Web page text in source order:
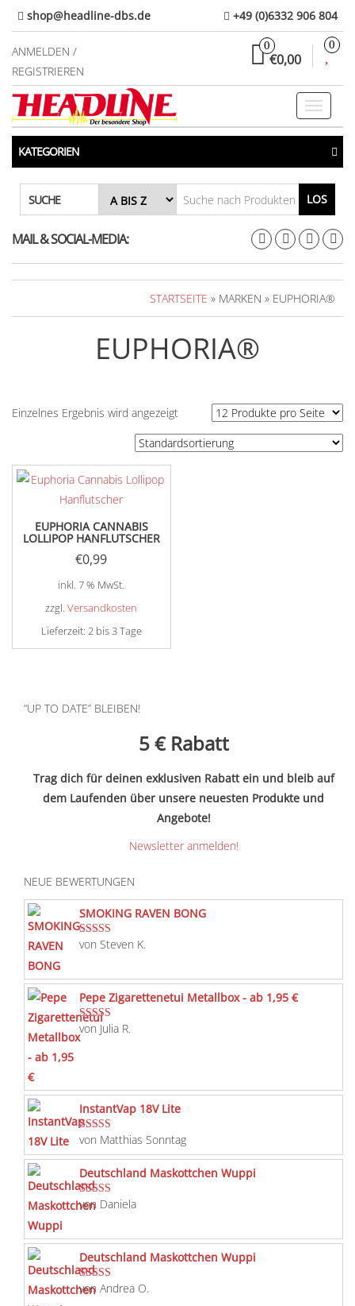
Direkt
zum
Inhalt
shop@headline-dbs.de +49 (0)6332 906 804
ANMELDEN /
REGISTRIEREN
0
€0,00
0
Toggle
KATEGORIEN
SUCHE LOS
MAIL & SOCIAL-MEDIA:
STARTSEITE » MARKEN » EUPHORIA®
EUPHORIA®
Einzelnes Ergebnis wird angezeigt
EUPHORIA CANNABIS
LOLLIPOP HANFLUTSCHER
€0,99
inkl. 7 % MwSt.
zzgl.Versandkosten
Lieferzeit: 2 bis 3 Tage
“UP TO DATE” BLEIBEN!
5 € Rabatt
Trag dich für deinen exklusiven Rabatt ein und bleib auf
dem Laufenden über unsere neuesten Produkte und
Angebote!
Newsletter anmelden!
NEUE BEWERTUNGEN
SMOKING RAVEN BONG
Bewertet mit
von Steven K.
Pepe Zigarettenetui Metallbox - ab 1,95 €
Bewertet mit
5
von Julia R.
InstantVap 18V Lite
Bewertet mit
5von 5
von Matthias Sonntag
Deutschland Maskottchen Wuppi
Bewertet mit
von Daniela
Deutschland Maskottchen Wuppi
Bewertet mit
von Andrea O.